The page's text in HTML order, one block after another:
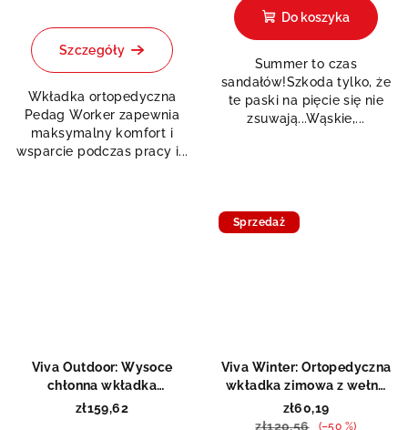
ocena
produktu
na
5
gwiazdek.
Szczegóły
Wkładka ortopedyczna
Pedag Worker zapewnia
maksymalny komfort i
wsparcie podczas pracy i...
produktu
na
5
gwiazdek.
Do koszyka
Summer to czas
sandałów!Szkoda tylko, że
te paski na pięcie się nie
zsuwają...Wąskie,...
Viva Outdoor: Wysoce
chłonna wkładka
ortopedyczna
zł159,62
Sprzedaż
Viva Winter: Ortopedyczna
wkładka zimowa z wełną
jagnięcą
zł60,19
zł120,56
(–50 %)